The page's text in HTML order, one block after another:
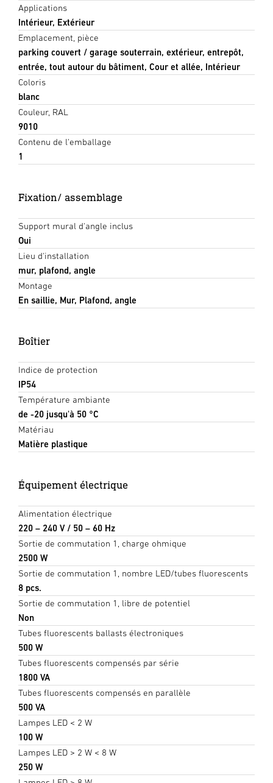
Applications
Intérieur, Extérieur
Emplacement, pièce
parking couvert / garage souterrain, extérieur, entrepôt,
entrée, tout autour du bâtiment, Cour et allée, Intérieur
Coloris
blanc
Couleur, RAL
9010
Contenu de l'emballage
1
Fixation/ assemblage
Support mural d'angle inclus
Oui
Lieu d'installation
mur, plafond, angle
Montage
En saillie, Mur, Plafond, angle
Boîtier
Indice de protection
IP54
Température ambiante
de -20 jusqu'à 50 °C
Matériau
Matière plastique
Équipement électrique
Alimentation électrique
220 – 240 V / 50 – 60 Hz
Sortie de commutation 1, charge ohmique
2500 W
Sortie de commutation 1, nombre LED/tubes fluorescents
8 pcs.
Sortie de commutation 1, libre de potentiel
Non
Tubes fluorescents ballasts électroniques
500 W
Tubes fluorescents compensés par série
1800 VA
Tubes fluorescents compensés en parallèle
500 VA
Lampes LED < 2 W
100 W
Lampes LED > 2 W < 8 W
250 W